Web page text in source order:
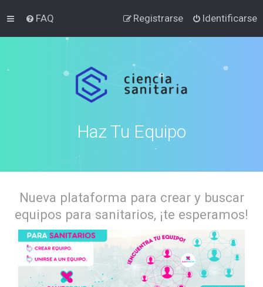
FAQ Identificarse
Registrarse
Haz Tu Equipo
Nueva plataforma para crear y buscar
equipos para sanitarios, ¡te esperamos!